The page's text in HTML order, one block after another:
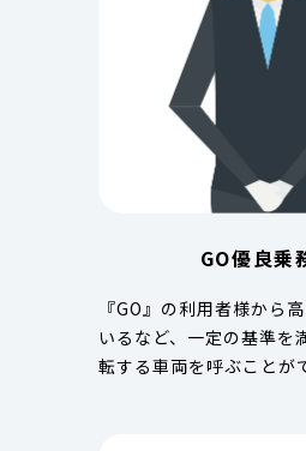
GO優良乗
『GO』の利用者様から
いるなど、一定の基準を
転する車両を呼ぶことが